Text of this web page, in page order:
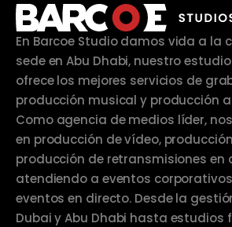
En Barcoe Studio damos vida a la
sede en Abu Dhabi, nuestro
ofrece los mejores servicios de
producción musical y producción
Como agencia de medios líder,
en producción de vídeo,
producción de retransmisiones en
atendiendo a eventos
eventos en directo. Desde la
Dubai y Abu Dhabi hasta estudios